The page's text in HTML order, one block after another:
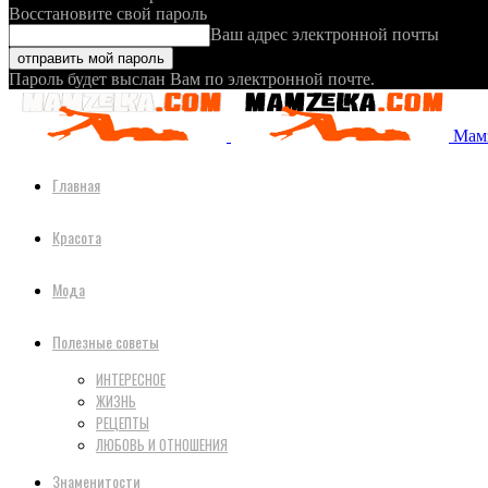
Восстановите свой пароль
Ваш адрес электронной почты
Пароль будет выслан Вам по электронной почте.
Главная
Красота
Мода
Полезные советы
ИНТЕРЕСНОЕ
ЖИЗНЬ
РЕЦЕПТЫ
ЛЮБОВЬ И ОТНОШЕНИЯ
Знаменитости